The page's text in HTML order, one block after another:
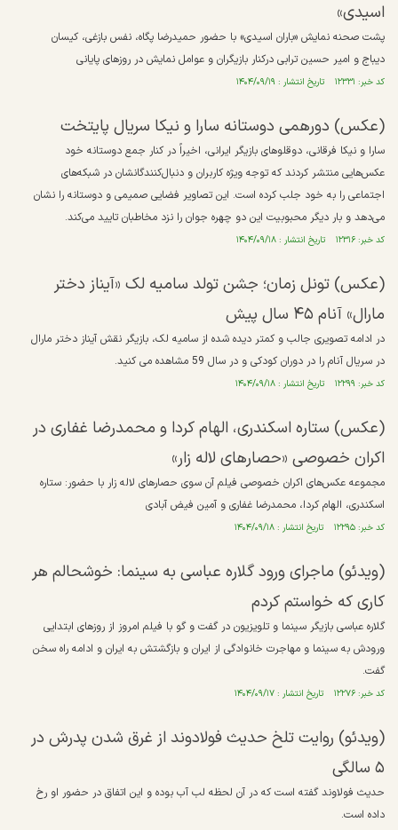
اسیدی»
پشت صحنه نمایش «باران اسیدی» با حضور حمیدرضا پگاه، نفس بازغی، کیسان
دیباج و امیر حسین ترابی درکنار بازیگران و عوامل نمایش در روز‌های پایانی
کد خبر: ۱۲۳۳۱ تاریخ انتشار : ۱۴۰۴/۰۹/۱۹
(عکس) دورهمی دوستانه سارا و نیکا سریال پایتخت
سارا و نیکا فرقانی، دوقلوهای بازیگر ایرانی، اخیراً در کنار جمع دوستانه خود
عکس‌هایی منتشر کردند که توجه ویژه کاربران و دنبال‌کنندگانشان در شبکه‌های
اجتماعی را به خود جلب کرده است. این تصاویر فضایی صمیمی و دوستانه را نشان
می‌دهد و بار دیگر محبوبیت این دو چهره جوان را نزد مخاطبان تایید می‌کند.
کد خبر: ۱۲۳۱۶ تاریخ انتشار : ۱۴۰۴/۰۹/۱۸
(عکس) تونل زمان؛ جشن تولد سامیه لک «آیناز دختر
مارال» آنام ۴۵ سال پیش
در ادامه تصویری جالب و کمتر دیده شده از سامیه لک، بازیگر نقش آیناز دختر مارال
در سریال آنام را در دوران کودکی و در سال 59 مشاهده می کنید.
کد خبر: ۱۲۲۹۹ تاریخ انتشار : ۱۴۰۴/۰۹/۱۸
(عکس) ستاره اسکندری، الهام کردا و محمدرضا غفاری در
اکران خصوصی «حصار‌های لاله زار»
مجموعه عکس‌های اکران خصوصی فیلم آن سوی حصار‌های لاله زار با حضور: ستاره
اسکندری، الهام کردا، محمدرضا غفاری و آمین فیض آبادی
کد خبر: ۱۲۲۹۵ تاریخ انتشار : ۱۴۰۴/۰۹/۱۸
(ویدئو) ماجرای ورود گلاره عباسی به سینما: خوشحالم هر
کاری که خواستم کردم
گلاره عباسی بازیگر سینما و تلویزیون در گفت و گو با فیلم امروز از روزهای ابتدایی
ورودش به سینما و مهاجرت خانوادگی از ایران و بازگشتش به ایران و ادامه راه سخن
گفت.
کد خبر: ۱۲۲۷۶ تاریخ انتشار : ۱۴۰۴/۰۹/۱۷
(ویدئو) روایت تلخ حدیث فولادوند از غرق شدن پدرش در
۵ سالگی
حدیث فولاوند گفته است که در آن لحظه لب آب بوده و این اتفاق در حضور او رخ
داده است.